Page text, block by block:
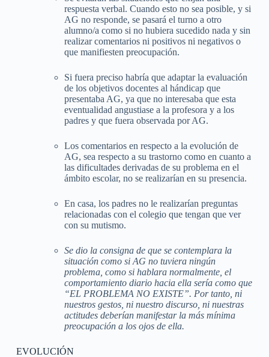
respuesta verbal. Cuando esto no sea posible, y si
AG no responde, se pasará el turno a otro
alumno/a como si no hubiera sucedido nada y sin
realizar comentarios ni positivos ni negativos o
que manifiesten preocupación.
Si fuera preciso habría que adaptar la evaluación
de los objetivos docentes al hándicap que
presentaba AG, ya que no interesaba que esta
eventualidad angustiase a la profesora y a los
padres y que fuera observada por AG.
Los comentarios en respecto a la evolución de
AG, sea respecto a su trastorno como en cuanto a
las dificultades derivadas de su problema en el
ámbito escolar, no se realizarían en su presencia.
En casa, los padres no le realizarían preguntas
relacionadas con el colegio que tengan que ver
con su mutismo.
Se dio la consigna de que se contemplara la
situación como si AG no tuviera ningún
problema, como si hablara normalmente, el
comportamiento diario hacia ella sería como que
“EL PROBLEMA NO EXISTE”. Por tanto, ni
nuestros gestos, ni nuestro discurso, ni nuestras
actitudes deberían manifestar la más mínima
preocupación a los ojos de ella.
EVOLUCIÓN